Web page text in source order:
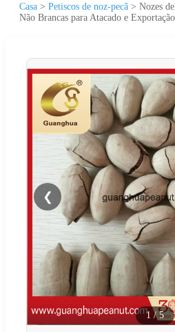
Casa > Petiscos de noz-pecã > Nozes
Não Brancas para Atacado e
❮
1 /5